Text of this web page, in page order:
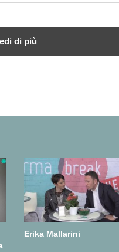
di più
Erika Mallarini